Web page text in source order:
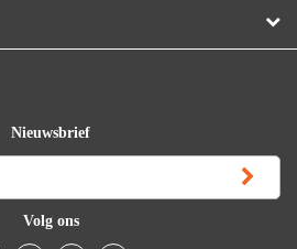
Nieuwsbrief
Volg ons